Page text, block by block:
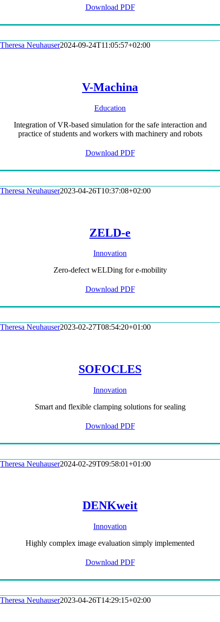
Download PDF
Theresa Neuhauser2024-09-24T11:05:57+02:00
V-Machina
Education
Integration of VR-based simulation for the safe interaction and
practice of students and workers with machinery and robots
Download PDF
Theresa Neuhauser2023-04-26T10:37:08+02:00
ZELD-e
Innovation
Zero-defect wELDing for e-mobility
Download PDF
Theresa Neuhauser2023-02-27T08:54:20+01:00
SOFOCLES
Innovation
Smart and flexible clamping solutions for sealing
Download PDF
Theresa Neuhauser2024-02-29T09:58:01+01:00
DENKweit
Innovation
Highly complex image evaluation simply implemented
Download PDF
Theresa Neuhauser2023-04-26T14:29:15+02:00